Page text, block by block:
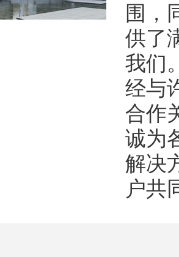
围，
供了
我们
经与
合作
诚为
解决
户共